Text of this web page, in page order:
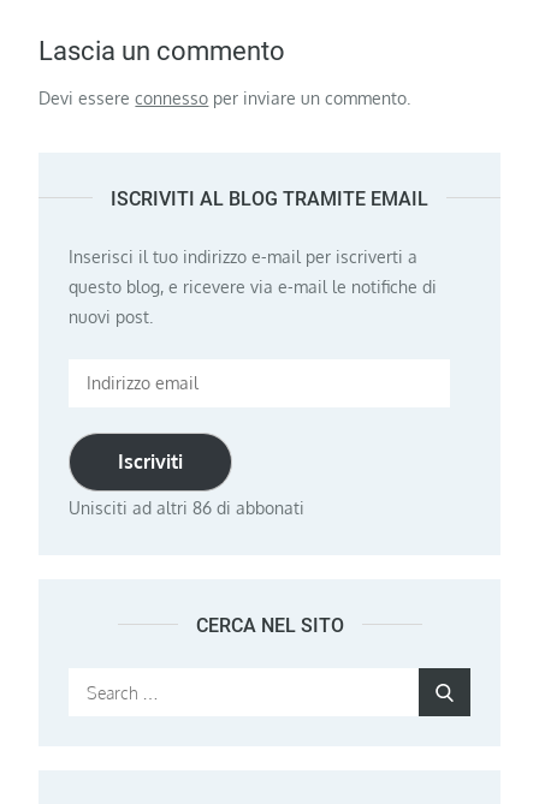
Lascia un commento
Devi essereconnesso per inviare un commento.
ISCRIVITI AL BLOG TRAMITE EMAIL
Inserisci il tuo indirizzo e-mail per iscriverti a
questo blog, e ricevere via e-mail le notifiche di
nuovi post.
Indirizzo
Iscriviti
Unisciti ad altri 86 di abbonati
CERCA NEL SITO
Search